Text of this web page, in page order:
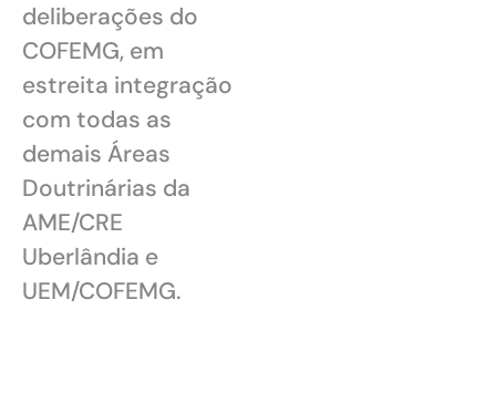
deliberações do
COFEMG, em
estreita integração
com todas as
demais Áreas
Doutrinárias da
AME/CRE
Uberlândia e
UEM/COFEMG.